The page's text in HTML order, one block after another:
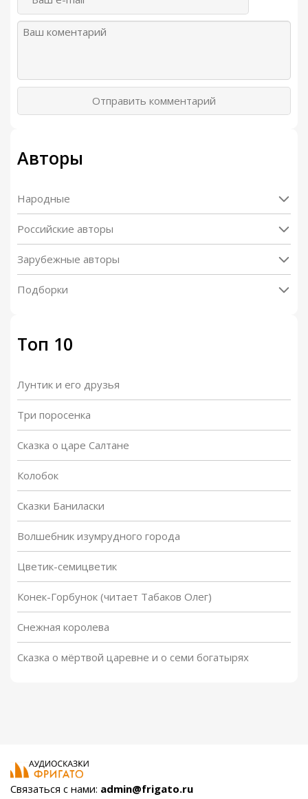
Отправить комментарий
Авторы
Народные
Российские авторы
Зарубежные авторы
Подборки
Топ 10
Лунтик и его друзья
Три поросенка
Сказка о царе Салтане
Колобок
Сказки Баниласки
Волшебник изумрудного города
Цветик-семицветик
Конек-Горбунок (читает Табаков Олег)
Снежная королева
Сказка о мёртвой царевне и о семи богатырях
Связаться с нами: admin@frigato.ru